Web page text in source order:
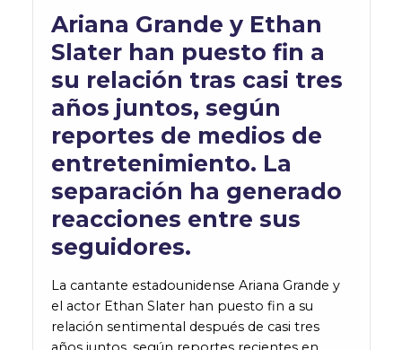
Ariana Grande y Ethan
Slater han puesto fin a
su relación tras casi tres
años juntos, según
reportes de medios de
entretenimiento. La
separación ha generado
reacciones entre sus
seguidores.
La cantante estadounidense Ariana Grande y
el actor Ethan Slater han puesto fin a su
relación sentimental después de casi tres